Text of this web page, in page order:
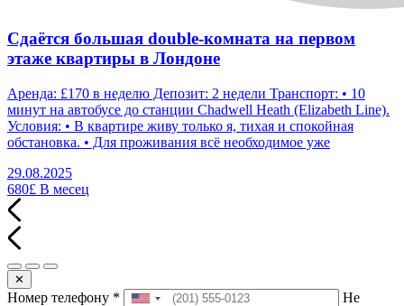
Сдаётся большая double-комната на первом
этаже квартиры в Лондоне
Аренда: £170 в неделю Депозит: 2 недели Транспорт: • 10
минут на автобусе до станции Chadwell Heath (Elizabeth Line).
Условия: • В квартире живу только я, тихая и спокойная
обстановка. • Для проживания всё необходимое уже
29.08.2025
680£ В месец
✕
Номер телефону *
Не